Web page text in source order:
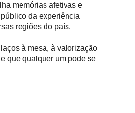
memórias afetivas e
da experiência
regiões do país.
à mesa, à valorização
que qualquer um pode se